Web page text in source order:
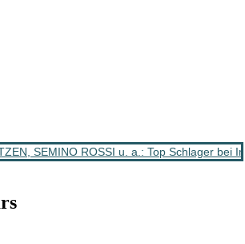
SEMINO ROSSI u. a.: Top Schlager bei